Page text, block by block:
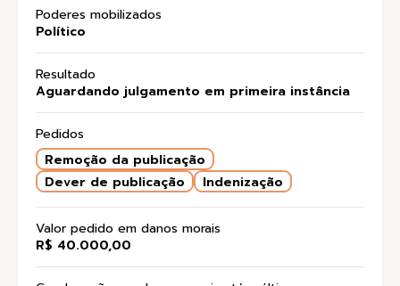
Poderes mobilizados
Político
Resultado
Aguardando julgamento em primeira instância
Pedidos
Remoção da publicação
Dever de publicação
Indenização
Valor pedido em danos morais
R$ 40.000,00